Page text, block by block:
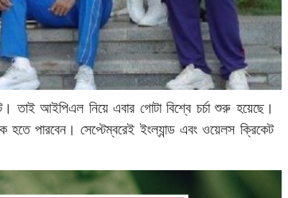
আইপিএল নিয়ে এবার গোটা বিশ্বে চর্চা শুরু হয়েছে।
হতে পারবেন। সেপ্টেম্বরেই ইংল্যান্ড এবং ওয়েলস ক্রিকেট